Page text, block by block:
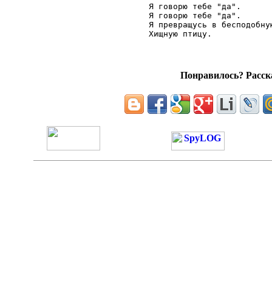
     Я говорю тебе "да".
     Я говорю тебе "да".
Я превращусь в
Понравилось?